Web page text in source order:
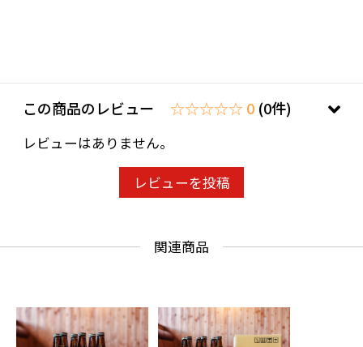
方は、お問い合わせ欄への入力は不要です。
この商品のレビュー ☆☆☆☆☆ 0 (0件)
レビューはありません。
レビューを投稿
関連商品